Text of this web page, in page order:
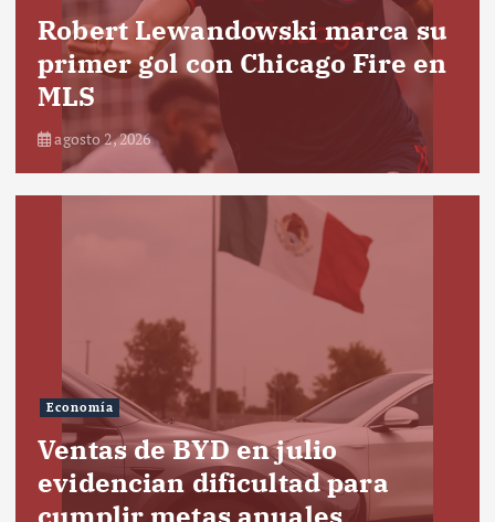
Robert Lewandowski marca su
primer gol con Chicago Fire en
MLS
agosto 2, 2026
Economía
Ventas de BYD en julio
evidencian dificultad para
cumplir metas anuales